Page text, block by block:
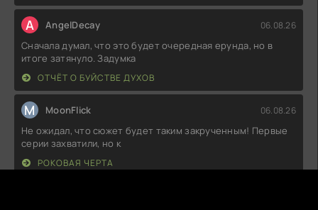
A AngelDecay 06.08.26
Сначала думал, что это будет очередная ерунда, но в
итоге затянуло. Задумка
ОТЧЁТ О БУЙСТВЕ ДУХОВ
M MoonFlick 06.08.26
Не ожидал, что сюжет будет таким закрученным! Первые
серии захватили, но к
РОКОВАЯ ЧЕРТА